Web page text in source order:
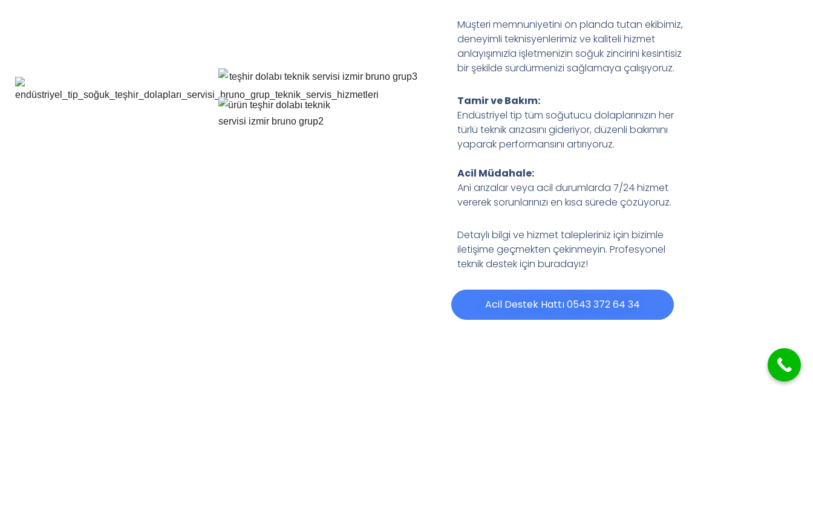
Müşteri memnuniyetini ön planda tutan ekibimiz,
deneyimli teknisyenlerimiz ve kaliteli hizmet
anlayışımızla işletmenizin soğuk zincirini kesintisiz
bir şekilde sürdürmenizi sağlamaya çalışıyoruz.
Tamir ve Bakım:
Endüstriyel tip tüm soğutucu dolaplarınızın her
türlü teknik arızasını gideriyor, düzenli bakımını
yaparak performansını artırıyoruz.
Acil Müdahale:
Ani arızalar veya acil durumlarda 7/24 hizmet
vererek sorunlarınızı en kısa sürede çözüyoruz.
Detaylı bilgi ve hizmet talepleriniz için bizimle
iletişime geçmekten çekinmeyin. Profesyonel
teknik destek için buradayız!
Acil Destek Hattı 0543 372 64 34